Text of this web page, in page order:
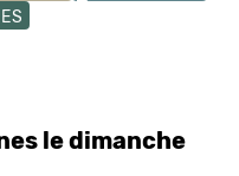
le dimanche